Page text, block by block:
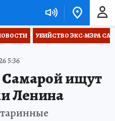
УБИЙСТВО ЭКС-МЭРА
5:36
Самарой ищут
Ленина